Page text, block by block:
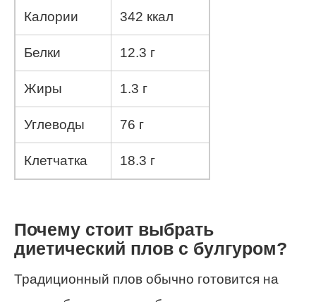
Калории 342 ккал
Белки 12.3 г
Жиры 1.3 г
Углеводы 76 г
Клетчатка 18.3 г
Почему стоит выбрать
диетический плов с булгуром?
Традиционный плов обычно готовится на